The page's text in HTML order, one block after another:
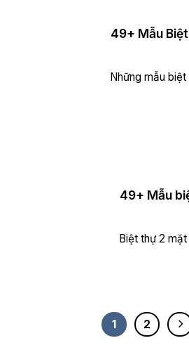
49+ Mẫu
Những mẫu
49+ Mẫu
Biệt thự 2
1 2